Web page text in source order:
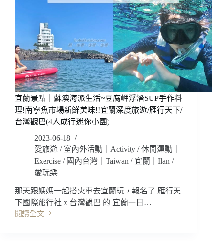
水
旅
遊/
潛
水
裝
備
維
浪
教
學
~
保
證
教
到
可
以
浪
宜蘭景點｜蘇澳海派生活~豆腐岬浮潛SUP手作料
理!南寧魚市場新鮮美味!!宜蘭深度旅遊/雁行天下/
台灣觀巴(4人成行迷你小團)
2023-06-18
愛旅遊 / 室內外活動｜Activity /休閒運動｜
Exercise / 國內台灣｜Taiwan / 宜蘭｜Ilan /
愛玩樂
那天跟媽媽一起搭火車去宜蘭玩，報名了 雁行天
下國際旅行社 x 台灣觀巴 的 宜蘭一日…
閱讀全文
宜